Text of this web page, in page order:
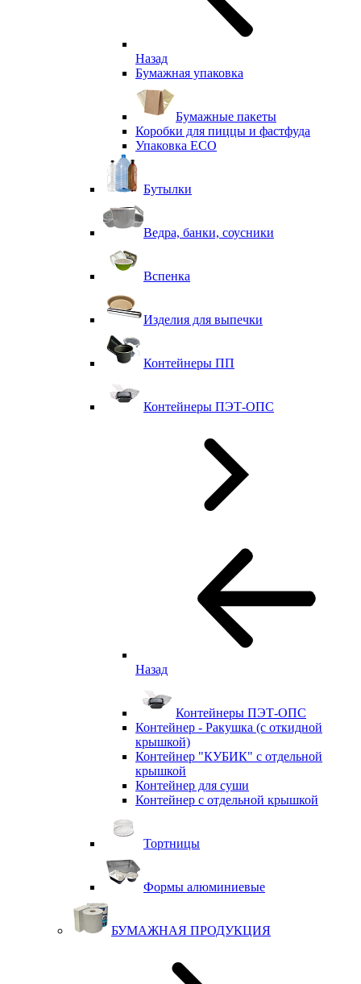
Назад
Бумажная упаковка
Бумажные пакеты
Коробки для пиццы и фастфуда
Упаковка ECO
Бутылки
Ведра, банки, соусники
Вспенка
Изделия для выпечки
Контейнеры ПП
Контейнеры ПЭТ-ОПС
Назад
Контейнеры ПЭТ-ОПС
Контейнер - Ракушка (с откидной
крышкой)
Контейнер "КУБИК" с отдельной
крышкой
Контейнер для суши
Контейнер с отдельной крышкой
Тортницы
Формы алюминиевые
БУМАЖНАЯ ПРОДУКЦИЯ